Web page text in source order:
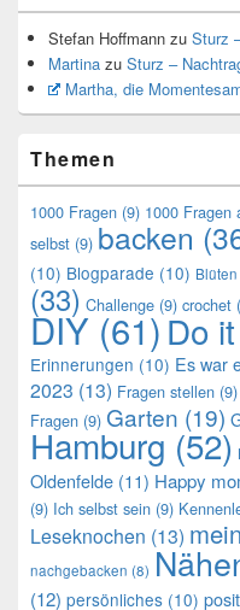
Stefan Hoffmann zu Sturz
Martina zu Sturz –
Martha, die
Themen
1000 Fragen (9) 1000 Fragen
selbst (9) backen
(10) Blogparade (10) Blüten
(33) Challenge (9) crochet
DIY (61)Do
Erinnerungen (10) Es war
2023 (13) Fragen stellen (9)
Fragen (9) Garten (19)
Hamburg (52)
Oldenfelde (11) Happy
(9) Ich selbst sein (9)
Leseknochen (13)
nachgebacken (8)
(12) persönliches (10)